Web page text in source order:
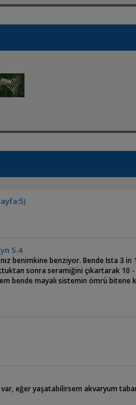
S.4
benimkine benziyor. Bende Ista 3
sonra seramiğini çıkartarak 10
bende mayalı sistemin ömrü
eğer yaşatabilirsem akvaryum